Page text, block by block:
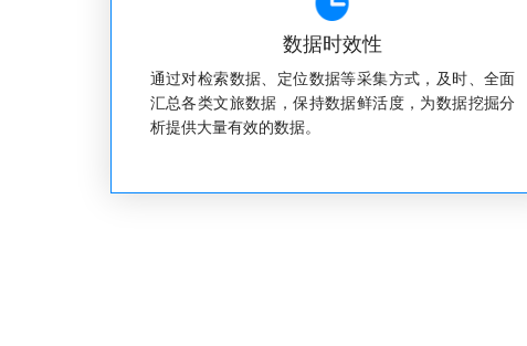
数据时效性
通过对检索数据、定位数据等采集方式，及时、全面
汇总各类文旅数据，保持数据鲜活度，为数据挖掘分
析提供大量有效的数据。